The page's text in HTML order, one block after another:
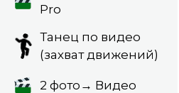
Pro
Танец по видео
(захват движений)
2 фото→ Видео